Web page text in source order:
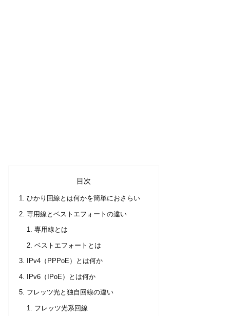
目次
ひかり回線とは何かを簡単におさらい
専用線とベストエフォートの違い
専用線とは
ベストエフォートとは
IPv4（PPPoE）とは何か
IPv6（IPoE）とは何か
フレッツ光と独自回線の違い
フレッツ光系回線